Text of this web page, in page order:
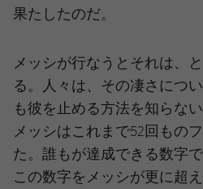
果たしたのだ。
メッシが行なうとそれは、
る。人々は、その凄さにつ
も彼を止める方法を知らな
メッシはこれまで52回もの
た。誰もが達成できる数字
この数字をメッシが更に超